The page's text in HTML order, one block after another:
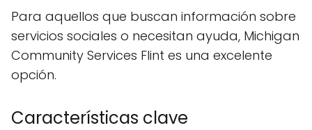
Para aquellos que buscan información sobre
servicios sociales o necesitan ayuda, Michigan
Community Services Flint es una excelente
opción.
Características clave